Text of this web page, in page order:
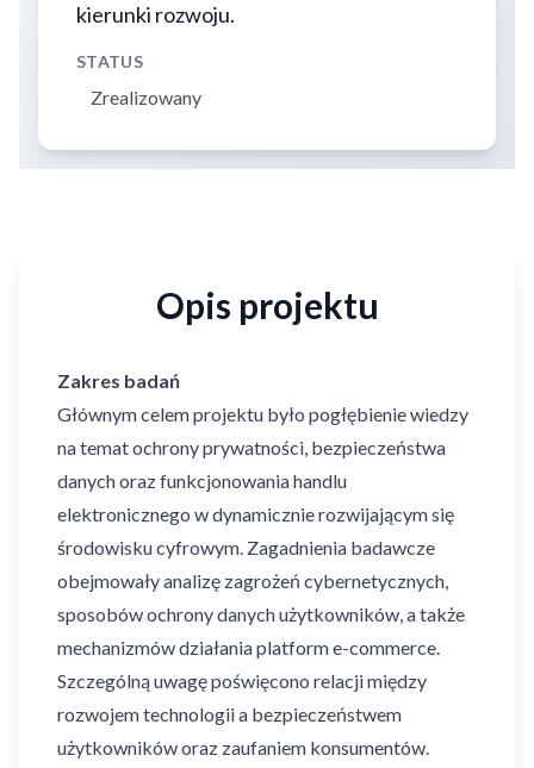
kierunki rozwoju.
STATUS
Zrealizowany
Opis projektu
Zakres badań
Głównym celem projektu było pogłębienie wiedzy
na temat ochrony prywatności, bezpieczeństwa
danych oraz funkcjonowania handlu
elektronicznego w dynamicznie rozwijającym się
środowisku cyfrowym. Zagadnienia badawcze
obejmowały analizę zagrożeń cybernetycznych,
sposobów ochrony danych użytkowników, a także
mechanizmów działania platform e-commerce.
Szczególną uwagę poświęcono relacji między
rozwojem technologii a bezpieczeństwem
użytkowników oraz zaufaniem konsumentów.